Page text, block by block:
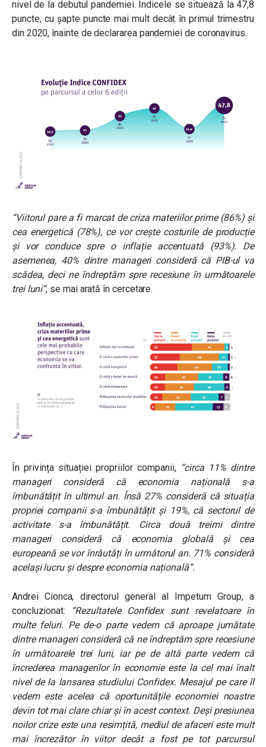
nivel de la debutul pandemiei. Indicele se situează la 47,8
puncte, cu șapte puncte mai mult decât în primul trimestru
din 2020, înainte de declararea pandemiei de coronavirus.
“Viitorul pare a fi marcat de criza materiilor prime (86%) și
cea energetică (78%), ce vor crește costurile de producție
și vor conduce spre o inflație accentuată (93%). De
asemenea, 40% dintre manageri consideră că PIB-ul va
scădea, deci ne îndreptăm spre recesiune în următoarele
trei luni”, se mai arată în cercetare.
În privința situației propriilor companii,“circa 11% dintre
manageri consideră că economia națională s-a
îmbunătățit în ultimul an. Însă 27% consideră că situația
propriei companii s-a îmbunătățit și 19%, că sectorul de
activitate s-a îmbunătățit. Circa două treimi dintre
manageri consideră că economia globală și cea
europeană se vor înrăutăți în următorul an. 71% consideră
același lucru și despre economia națională”.
Andrei Cionca, directorul general al Impetum Group, a
concluzionat:
“Rezultatele Confidex sunt revelatoare în
multe feluri. Pe de-o parte vedem că aproape jumătate
dintre manageri consideră că ne îndreptăm spre recesiune
în următoarele trei luni, iar pe de altă parte vedem că
încrederea managerilor în economie este la cel mai înalt
nivel de la lansarea studiului Confidex. Mesajul pe care îl
vedem este acelea că oportunitățile economiei noastre
devin tot mai clare chiar și în acest context. Deși presiunea
noilor crize este una resimțită, mediul de afaceri este mult
mai încrezător în viitor decât a fost pe tot parcursul